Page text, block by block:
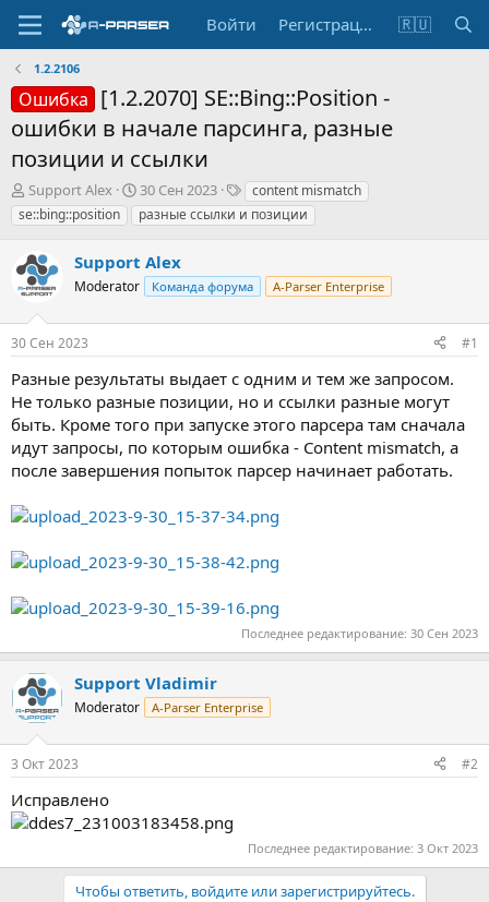
Войти Регистрация 🇷🇺
1.2.2106
Ошибка [1.2.2070] SE::Bing::Position -
ошибки в начале парсинга, разные
позиции и ссылки
А
в
т
р
т
м
ы
Support Alex
Д
а
т
н
а
а
30 Сен 2023
Т
е
г
content mismatch
se::bing::position
разные ссылки и позиции
Support Alex
Moderator Команда форума A-Parser Enterprise
30 Сен 2023 #1
Разные результаты выдает с одним и тем же запросом.
Не только разные позиции, но и ссылки разные могут
быть. Кроме того при запуске этого парсера там сначала
идут запросы, по которым ошибка - Content mismatch, а
после завершения попыток парсер начинает работать.
Последнее редактирование: 30 Сен 2023
Support Vladimir
Moderator A-Parser Enterprise
3 Окт 2023 #2
Исправлено
Последнее редактирование: 3 Окт 2023
Чтобы ответить, войдите или зарегистрируйтесь.